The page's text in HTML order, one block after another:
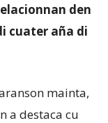
den
cuater aña di
mainta,
a destaca cu